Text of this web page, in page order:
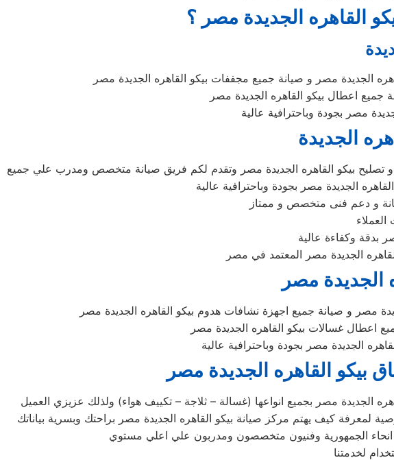
القاهره الجديدة مصر ؟
الجديدة مصر و صيانة جميع مجففات بيكو القاهره الجديدة مصر
اعطال بيكو القاهره الجديدة مصر
مصر بجودة وباحترافية عالية
الجديدة
تصليح بيكو القاهره الجديدة مصر وتقدم لكم فريق صيانة متخصص ومدرب علي جميع
الجديدة مصر بجودة وباحترافية عالية
و دعم فنى متخصص و ممتاز
بدقة وكفاءة عالية
الجديدة مصر المعتمد في مصر
الجديدة مصر
مصر و صيانة جميع اجهزة نشافات هدوم بيكو القاهره الجديدة مصر
غسالات بيكو القاهره الجديدة مصر
الجديدة مصر بجودة وباحترافية عالية
القاهره الجديدة مصر
الجديدة مصر بجميع انواعها (غسالة – ثلاجة – تكييف هواء) ولذلك عزيزي العميل
الجمهورية وفنيون متخصصون ومدربون علي اعلي مستوي
لخدمتنا